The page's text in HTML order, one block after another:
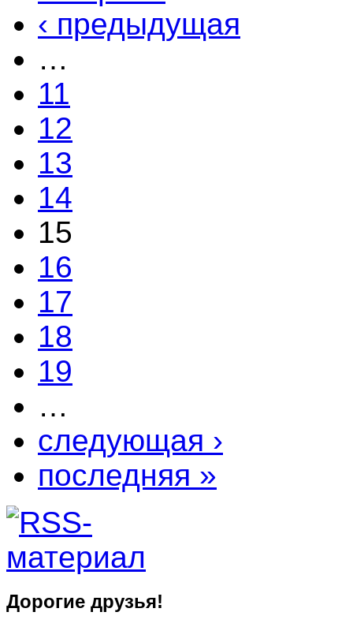
‹ предыдущая
…
11
12
13
14
15
16
17
18
19
…
следующая ›
последняя »
Дорогие друзья!